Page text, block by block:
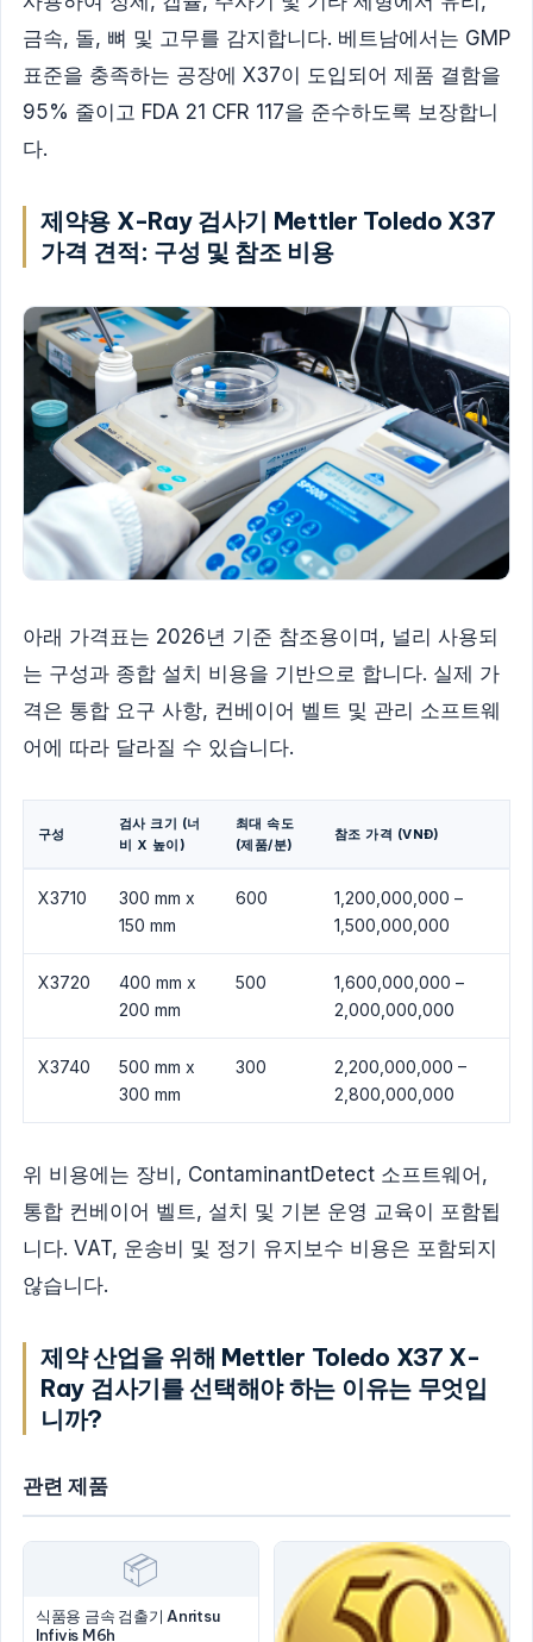
금속, 돌, 뼈 및 고무를 감지합니다. 베트남에서는 GMP
표준을 충족하는 공장에 X37이 도입되어 제품 결함을
95% 줄이고 FDA 21 CFR 117을 준수하도록 보장합니
다.
제약용 X-Ray 검사기 Mettler Toledo X37
가격 견적: 구성 및 참조 비용
아래 가격표는 2026년 기준 참조용이며, 널리 사용되
는 구성과 종합 설치 비용을 기반으로 합니다. 실제 가
격은 통합 요구 사항, 컨베이어 벨트 및 관리 소프트웨
어에 따라 달라질 수 있습니다.
구성
검사 크기 (너
비 X 높이)
최대 속도
(제품/분)
참조 가격 (VNĐ)
X3710
300 mm x
150 mm
600
1,200,000,000 –
1,500,000,000
X3720
400 mm x
200 mm
500
1,600,000,000 –
2,000,000,000
X3740
500 mm x
300 mm
300
2,200,000,000 –
2,800,000,000
위 비용에는 장비, ContaminantDetect 소프트웨어,
통합 컨베이어 벨트, 설치 및 기본 운영 교육이 포함됩
니다. VAT, 운송비 및 정기 유지보수 비용은 포함되지
않습니다.
제약 산업을 위해 Mettler Toledo X37 X-
Ray 검사기를 선택해야 하는 이유는 무엇입
니까?
관련 제품
📦
식품용 금속 검출기 Anritsu
Infivis M6h